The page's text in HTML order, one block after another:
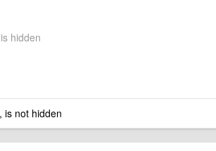
hidden
is not hidden